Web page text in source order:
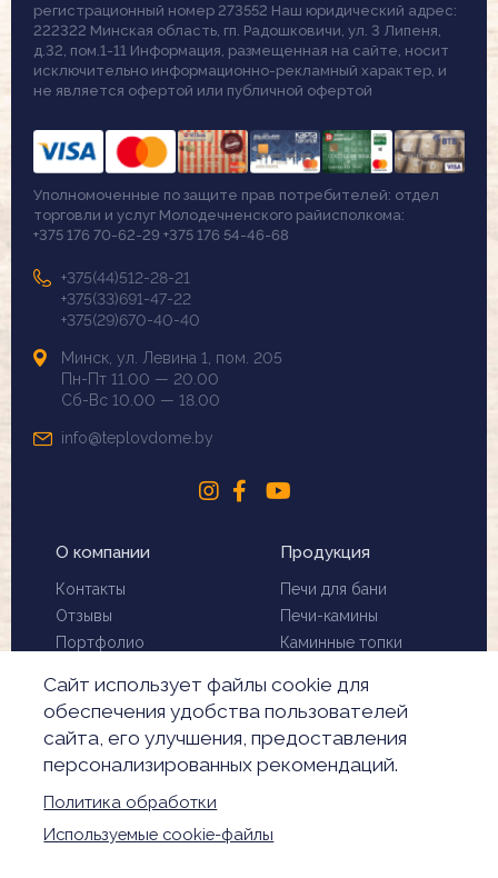
регистрационный номер 273552 Наш юридический адрес:
222322 Минская область, гп. Радошковичи, ул. 3 Липеня,
д.32, пом.1-11 Информация, размещенная на сайте, носит
исключительно информационно-рекламный характер, и
не является офертой или публичной офертой
Уполномоченные по защите прав потребителей: отдел
торговли и услуг Молодечненского райисполкома:
+375 176 70-62-29 +375 176 54-46-68
+375(44)512-28-21
+375(33)691-47-22
+375(29)670-40-40
Минск, ул. Левина 1, пом. 205
Пн-Пт 11.00 — 20.00
Сб-Вс 10.00 — 18.00
info@teplovdome.by
О компании
Контакты
Отзывы
Портфолио
Чистка дымохода
Производители
Акции
Обработка
персональных данных
Продукция
Печи для бани
Печи-камины
Каминные топки
Скидки
Сайт использует файлы cookie для
обеспечения удобства пользователей
сайта, его улучшения, предоставления
персонализированных рекомендаций.
Политика обработки
Используемые cookie-файлы